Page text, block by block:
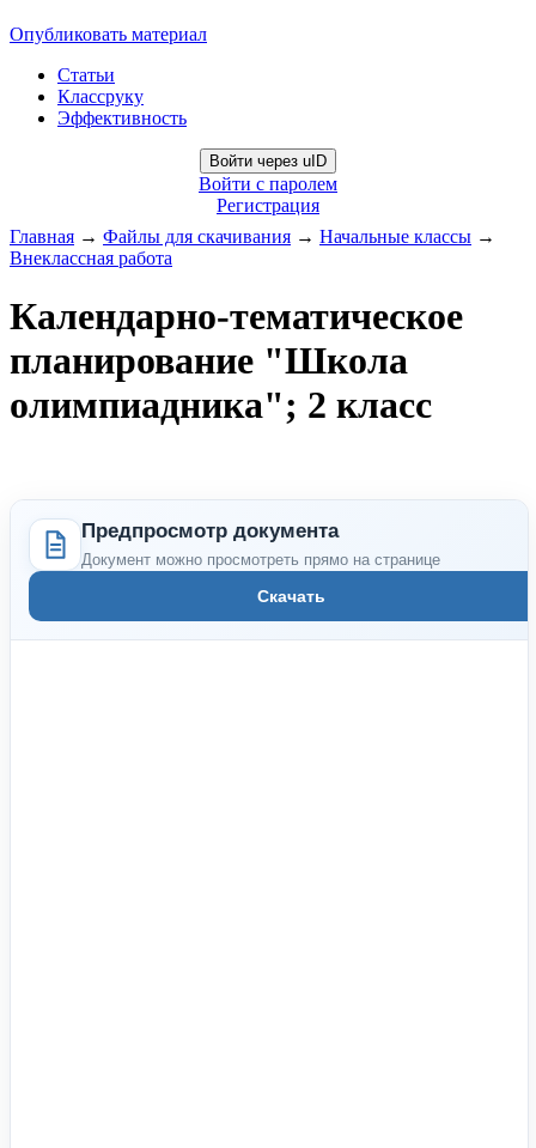
Опубликовать материал
Статьи
Классруку
Эффективность
Войти через uID
Войти с паролем
Регистрация
Главная → Файлы для скачивания → Начальные классы →
Внеклассная работа
Календарно-тематическое
планирование "Школа
олимпиадника"; 2 класс
Предпросмотр документа
Документ можно просмотреть прямо на странице
Скачать